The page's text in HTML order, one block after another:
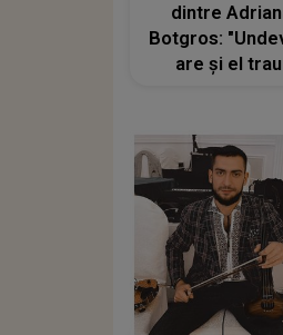
dintre
Botgros:
are și el